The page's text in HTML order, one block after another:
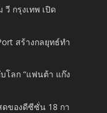
วี กรุงเทพ เปิด
สร้างกลยุทธ์ทำ
โลก “แฟนต้า แก๊ง
ดของดีซีซั่น 18 กา